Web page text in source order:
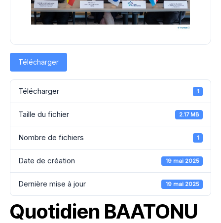
Télécharger
Télécharger 1
Taille du fichier 2.17 MB
Nombre de fichiers 1
Date de création 19 mai 2025
Dernière mise à jour 19 mai 2025
Quotidien BAATONU